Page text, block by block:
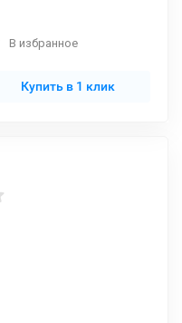
В избранное
Купить в 1 клик